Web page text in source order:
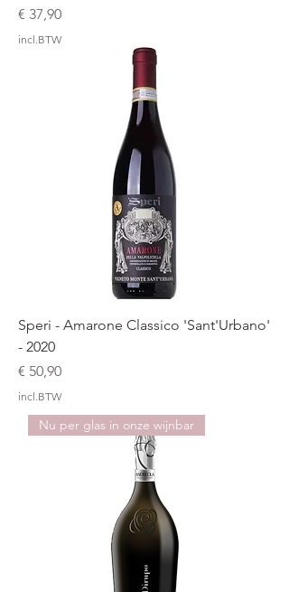
Prijs
€ 37,90
incl.BTW
Speri - Amarone Classico 'Sant'Urbano'
- 2020
Prijs
€ 50,90
incl.BTW
Nu per glas in onze wijnbar